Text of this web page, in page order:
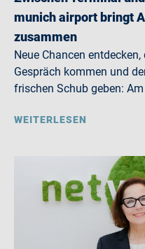
munich airport bringt
zusammen
Neue Chancen
Gespräch kommen und
frischen Schub geben:
WEITERLESEN